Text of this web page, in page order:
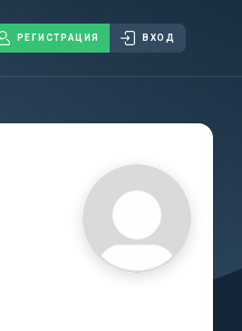
РЕГИСТРАЦИЯ ВХОД